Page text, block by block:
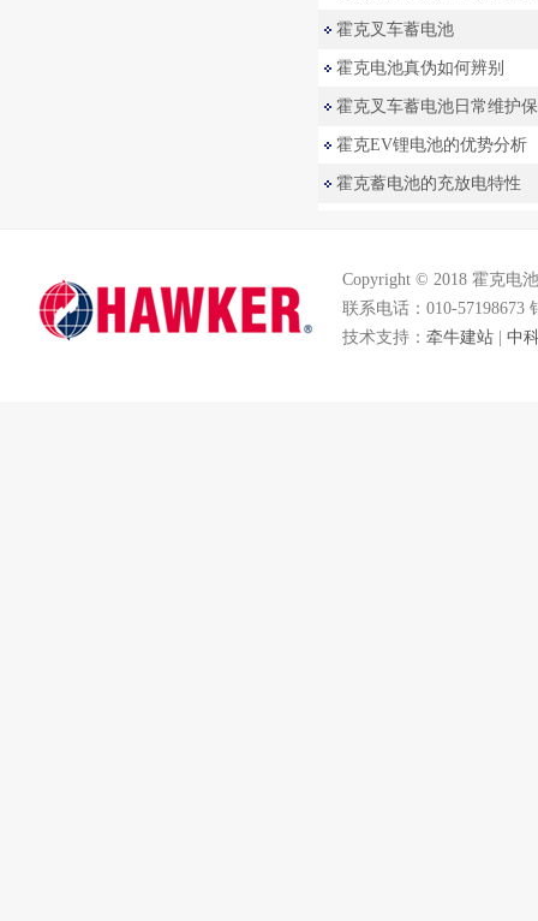
霍克叉车蓄电池
霍克电池真伪如何辨别
霍克叉车蓄电池日常维护
霍克EV锂电池的优势分析
霍克蓄电池的充放电特性
Copyright © 2018 霍克电
联系电话：010-57198673
技术支持： 牵牛建站 | 中